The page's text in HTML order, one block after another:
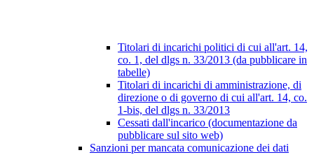
Titolari di incarichi politici di cui all'art. 14,
co. 1, del dlgs n. 33/2013 (da pubblicare in
tabelle)
Titolari di incarichi di amministrazione, di
direzione o di governo di cui all'art. 14, co.
1-bis, del dlgs n. 33/2013
Cessati dall'incarico (documentazione da
pubblicare sul sito web)
Sanzioni per mancata comunicazione dei dati